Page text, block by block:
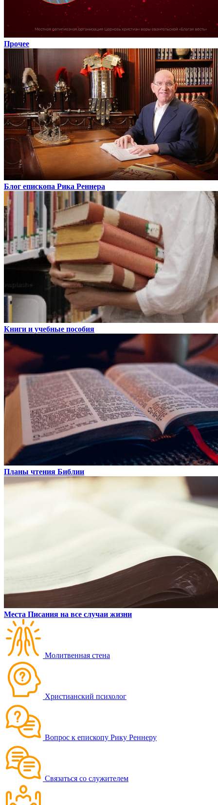
Прочее
Блог епископа Рика Реннера
Книги и учебные пособия
Планы чтения Библии
Места Писания на все случаи жизни
Молитвенная стена
Христианский психолог
Вопрос к епископу Рику Реннеру
Связаться со служителем